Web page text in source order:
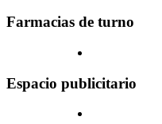
Farmacias de turno
Espacio publicitario